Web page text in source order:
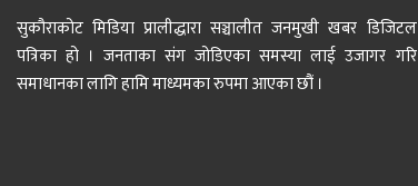
सुकौराकोट मिडिया प्रालीद्धारा सञ्चालीत जनमुखी खबर डिजिटल
पत्रिका हो । जनताका संग जोडिएका समस्या लाई उजागर गरि
समाधानका लागि हामि माध्यमका रुपमा आएका छौं ।